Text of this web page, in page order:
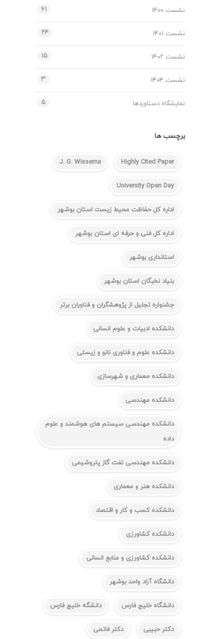
نشست ۱۴۰۰ ۶۱
نشست ۱۴۰۱ ۲۴
نشست ۱۴۰۲ ۱۵
نشست ۱۴۰۴ ۳
نمایشگاه دستاوردها ۵
برچسب ها
Highly Cited Paper
J. G. Wissema
University Open Day
اداره کل حفاظت محیط زیست استان بوشهر
اداره کل فنی و حرفه ای استان بوشهر
استانداری بوشهر
بنیاد نخبگان استان بوشهر
جشنواره تجلیل از پژوهشگران و فناوران برتر
دانشکده ادبیات و علوم انسانی
دانشکده علوم و فناوری نانو و زیستی
دانشکده معماری و شهرسازی
دانشکده مهندسی
دانشکده مهندسی سیستم های هوشمند و علوم
داده
دانشکده مهندسی نفت گاز پتروشیمی
دانشکده هنر و معماری
دانشکده کسب و کار و اقتصاد
دانشکده کشاورزی
دانشکده کشاورزی و منابع انسانی
دانشگاه آزاد واحد بوشهر
دانشگاه خلیج فارس دانشگه خلیج فارس
دکتر حبیبی دکتر فاتحی